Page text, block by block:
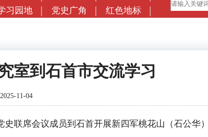
习园地 党史广角 红色地标
室到石首市交流学习
2025-11-04
联席会议成员到石首开展新四军桃花山（石公华